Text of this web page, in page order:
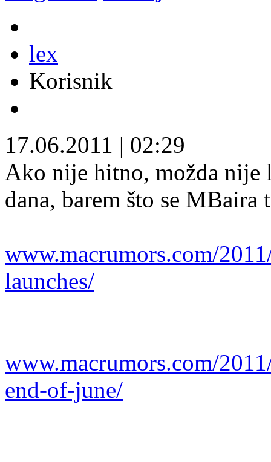
lex
Korisnik
17.06.2011 | 02:29
Ako nije hitno, možda nije
dana, barem što se
www.macrumors.com/
launches/
www.macrumors.com/
end-of-june/